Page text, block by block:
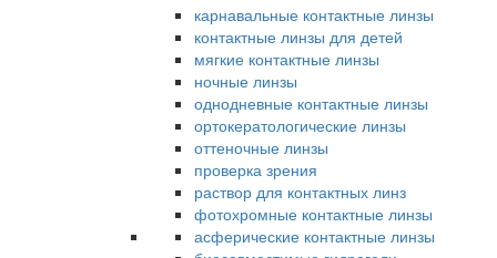
карнавальные контактные линзы
контактные линзы для детей
мягкие контактные линзы
ночные линзы
однодневные контактные линзы
ортокератологические линзы
оттеночные линзы
проверка зрения
раствор для контактных линз
фотохромные контактные линзы
асферические контактные линзы